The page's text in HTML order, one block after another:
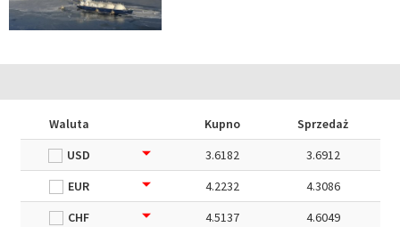
Waluta Kupno
Sprzedaż
USD
3.6182
3.6912
EUR
4.2232
4.3086
CHF
4.5137
4.6049